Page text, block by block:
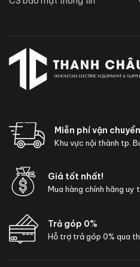
Miễn phí vận chuyển
Khu vực nội thành tp.
Giá tốt nhất!
Mua hàng chính hãng uy
Trả góp 0%
Hỗ trợ trả góp 0% qua